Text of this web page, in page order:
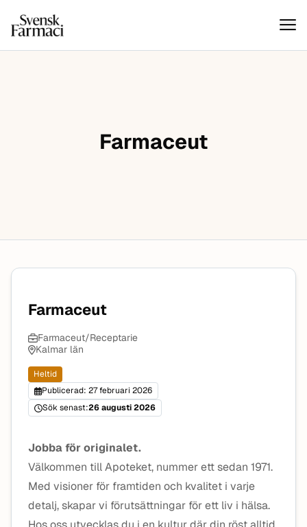
Hoppa till innehåll
Svensk farmaci
Farmaceut
Farmaceut
Farmaceut/Receptarie
Kalmar län
Heltid
Publicerad: 27 februari 2026
Sök senast:26 augusti 2026
Jobba för originalet.
Välkommen till Apoteket, nummer ett sedan 1971.
Med visioner för framtiden och kvalitet i varje
detalj, skapar vi förutsättningar för ett liv i hälsa.